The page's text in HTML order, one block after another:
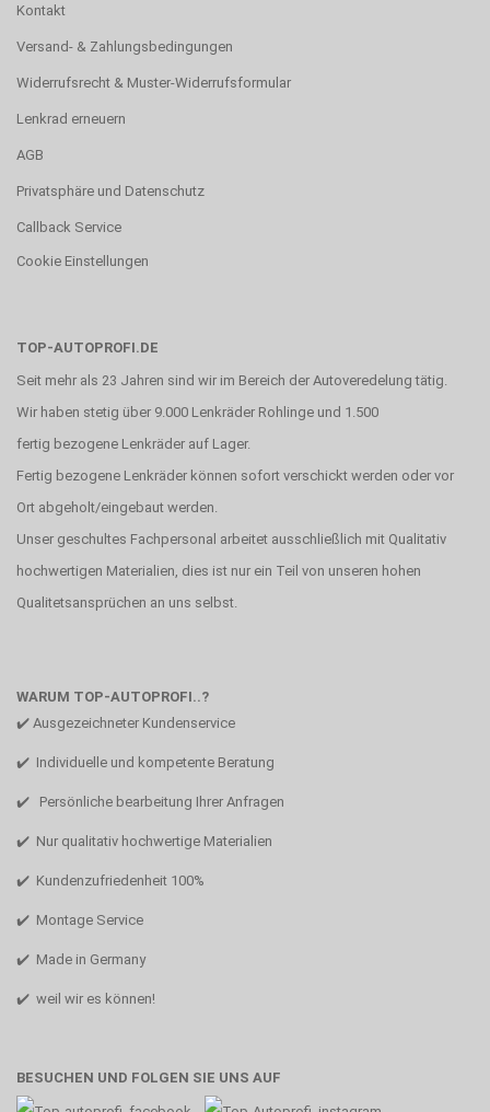
Kontakt
Versand- & Zahlungsbedingungen
Widerrufsrecht & Muster-Widerrufsformular
Lenkrad erneuern
AGB
Privatsphäre und Datenschutz
Callback Service
Cookie Einstellungen
TOP-AUTOPROFI.DE
Seit mehr als 23 Jahren sind wir im Bereich der Autoveredelung tätig.
Wir haben stetig über 9.000 Lenkräder Rohlinge und 1.500
fertig bezogene Lenkräder auf Lager.
Fertig bezogene Lenkräder können sofort verschickt werden oder vor
Ort abgeholt/eingebaut werden.
Unser geschultes Fachpersonal arbeitet ausschließlich mit Qualitativ
hochwertigen Materialien, dies ist nur ein Teil von unseren hohen
Qualitetsansprüchen an uns selbst.
WARUM TOP-AUTOPROFI..?
✔️ Ausgezeichneter Kundenservice
✔️ Individuelle und kompetente Beratung
✔️ Persönliche bearbeitung Ihrer Anfragen
✔️ Nur qualitativ hochwertige Materialien
✔️ Kundenzufriedenheit 100%
✔️ Montage Service
✔️ Made in Germany
✔️ weil wir es können!
BESUCHEN UND FOLGEN SIE UNS AUF